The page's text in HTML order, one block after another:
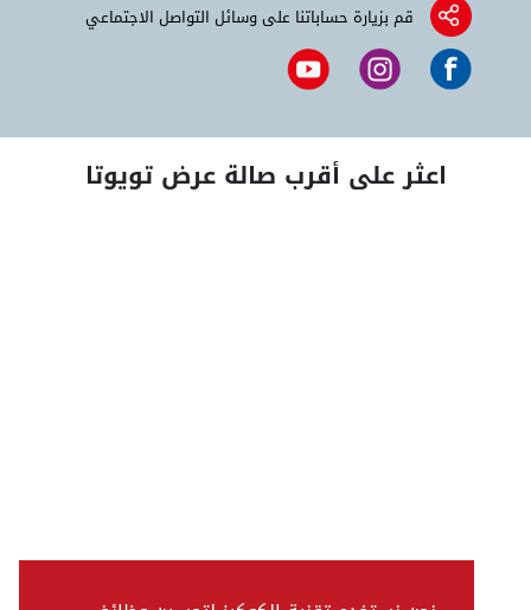
قم بزيارة حساباتنا على وسائل التواصل الاجتماعي
اعثر على أقرب صالة عرض تويوتا